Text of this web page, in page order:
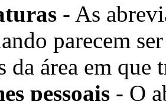
- As
parecem
da área em que
pessoais - O